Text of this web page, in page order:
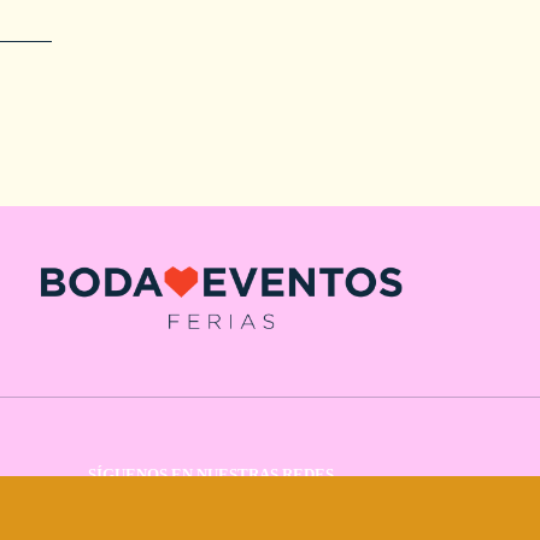
SÍGUENOS EN NUESTRAS REDES